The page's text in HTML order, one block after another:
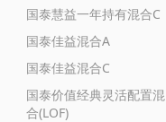
国泰慧益一年持有混合C
国泰佳益混合A
国泰佳益混合C
国泰价值经典灵活配置混
合(LOF)